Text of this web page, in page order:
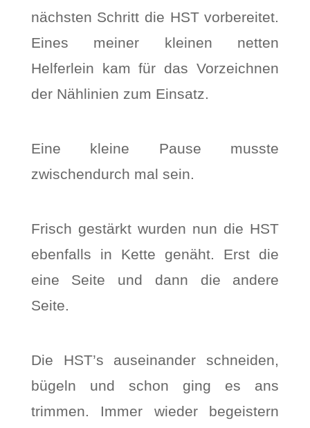
nächsten Schritt die HST vorbereitet.
Eines meiner kleinen netten
Helferlein kam für das Vorzeichnen
der Nählinien zum Einsatz.
Eine kleine Pause musste
zwischendurch mal sein.
Frisch gestärkt wurden nun die HST
ebenfalls in Kette genäht. Erst die
eine Seite und dann die andere
Seite.
Die HST’s auseinander schneiden,
bügeln und schon ging es ans
trimmen. Immer wieder begeistern